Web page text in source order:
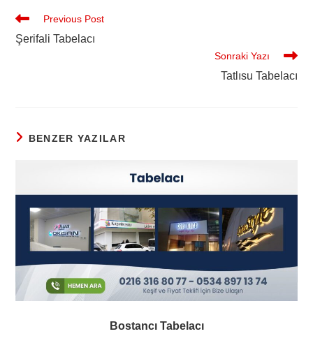
Previous Post
Şerifali Tabelacı
Sonraki Yazı
Tatlısu Tabelacı
BENZER YAZILAR
Bostancı Tabelacı